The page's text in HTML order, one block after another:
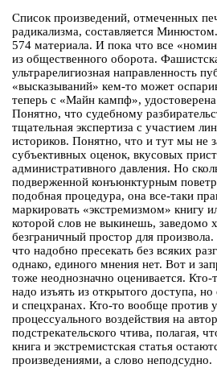
Список произведений, отмеченных
радикализма, составляется
574 материала. И пока что все
из общественного оборота.
ультрарелигиозная направленность
«высказываний» кем-то может
теперь с «Майн кампф»,
Понятно, что судебному
тщательная экспертиза с участием
историков. Понятно, что и тут мы не
субъективных оценок, вкусовых
административного давления. Но
подверженной конъюнктурным
подобная процедура, она все-таки
маркировать «экстремизмом» книгу
которой слов не выкинешь, заведомо
безграничный простор для
что надобно пресекать без всяких
однако, единого мнения нет. Вот и
тоже неоднозначно оценивается. Кто-
надо изъять из открытого доступа, но
и спецхранах. Кто-то вообще против
процессуального воздействия на
подстрекательского чтива, полагая,
книга и экстремистская статья
произведениями, а слово неподсудно.